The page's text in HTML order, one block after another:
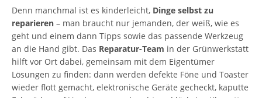
Denn manchmal ist es kinderleicht, Dinge selbst zu
reparieren – man braucht nur jemanden, der weiß, wie es
geht und einem dann Tipps sowie das passende Werkzeug
an die Hand gibt. Das Reparatur-Team in der Grünwerkstatt
hilft vor Ort dabei, gemeinsam mit dem Eigentümer
Lösungen zu finden: dann werden defekte Föne und Toaster
wieder flott gemacht, elektronische Geräte gecheckt, kaputte